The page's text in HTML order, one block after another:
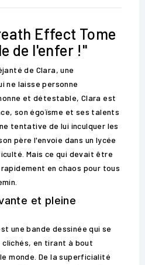
Effect Tome
de l'enfer !"
de Clara, une
ne laisse personne
et détestable, Clara est
son égoïsme et ses talents
tentative de lui inculquer les
père l'envoie dans un lycée
Mais ce qui devait être
en chaos pour tous
et pleine
une bande dessinée qui se
clichés, en tirant à bout
monde. De la superficialité